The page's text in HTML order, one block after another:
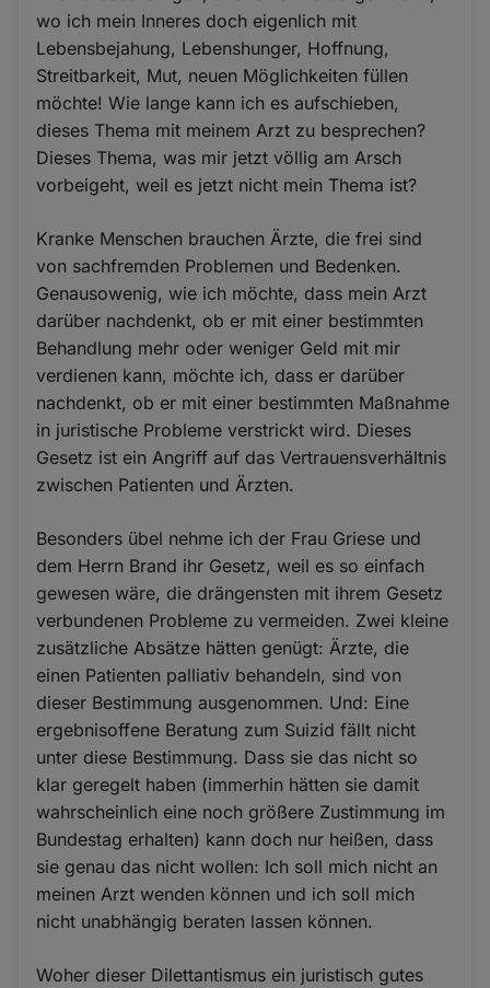
wo ich mein Inneres doch eigenlich mit
Lebensbejahung, Lebenshunger, Hoffnung,
Streitbarkeit, Mut, neuen Möglichkeiten füllen
möchte! Wie lange kann ich es aufschieben,
dieses Thema mit meinem Arzt zu besprechen?
Dieses Thema, was mir jetzt völlig am Arsch
vorbeigeht, weil es jetzt nicht mein Thema ist?
Kranke Menschen brauchen Ärzte, die frei sind
von sachfremden Problemen und Bedenken.
Genausowenig, wie ich möchte, dass mein Arzt
darüber nachdenkt, ob er mit einer bestimmten
Behandlung mehr oder weniger Geld mit mir
verdienen kann, möchte ich, dass er darüber
nachdenkt, ob er mit einer bestimmten Maßnahme
in juristische Probleme verstrickt wird. Dieses
Gesetz ist ein Angriff auf das Vertrauensverhältnis
zwischen Patienten und Ärzten.
Besonders übel nehme ich der Frau Griese und
dem Herrn Brand ihr Gesetz, weil es so einfach
gewesen wäre, die drängensten mit ihrem Gesetz
verbundenen Probleme zu vermeiden. Zwei kleine
zusätzliche Absätze hätten genügt: Ärzte, die
einen Patienten palliativ behandeln, sind von
dieser Bestimmung ausgenommen. Und: Eine
ergebnisoffene Beratung zum Suizid fällt nicht
unter diese Bestimmung. Dass sie das nicht so
klar geregelt haben (immerhin hätten sie damit
wahrscheinlich eine noch größere Zustimmung im
Bundestag erhalten) kann doch nur heißen, dass
sie genau das nicht wollen: Ich soll mich nicht an
meinen Arzt wenden können und ich soll mich
nicht unabhängig beraten lassen können.
Woher dieser Dilettantismus ein juristisch gutes